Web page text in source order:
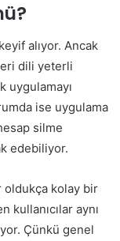
alıyor. Ancak
dili yeterli
uygulamayı
ise uygulama
silme
edebiliyor.
oldukça kolay bir
kullanıcılar aynı
Çünkü genel